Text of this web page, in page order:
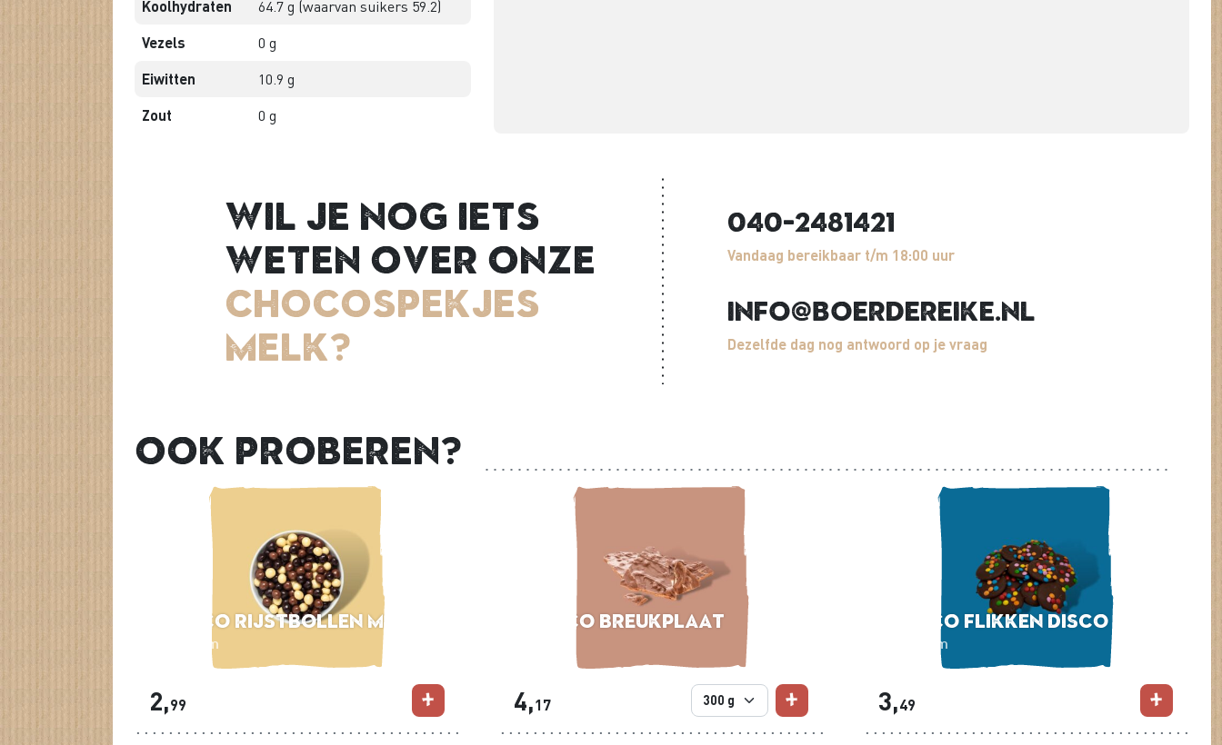
Koolhydraten 64.7 g (waarvan suikers 59.2)
Vezels 0 g
Eiwitten 10.9 g
Zout 0 g
Wil je nog iets
weten over onze
Chocospekjes
Melk?
040-2481421
Vandaag bereikbaar t/m 18:00 uur
info@boerdereike.nl
Dezelfde dag nog antwoord op je vraag
Ook proberen?
200 gram
Choco rijstbollen mix
2,99
Choco breukplaat
4,17
150 gram
Choco Flikken Disco
3,49